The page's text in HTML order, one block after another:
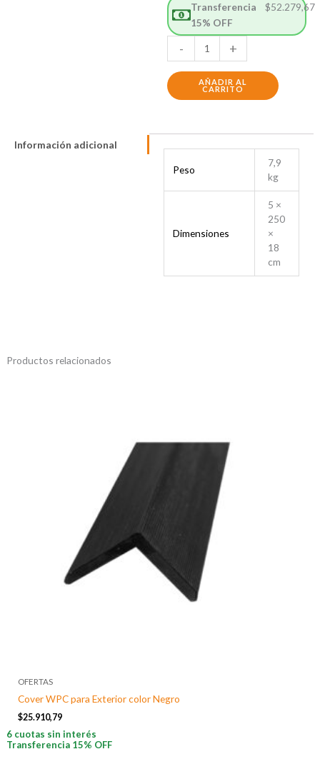
Transferencia
15% OFF
$52.279,67
-
Panel
Negro
Exterior
+
AÑADIR AL
CARRITO
Información adicional
Peso
7,9
kg
Dimensiones
5 ×
250
×
18
cm
Productos relacionados
OFERTAS
Cover WPC para Exterior color Negro
$25.910,79
6 cuotas sin interés
Transferencia 15% OFF